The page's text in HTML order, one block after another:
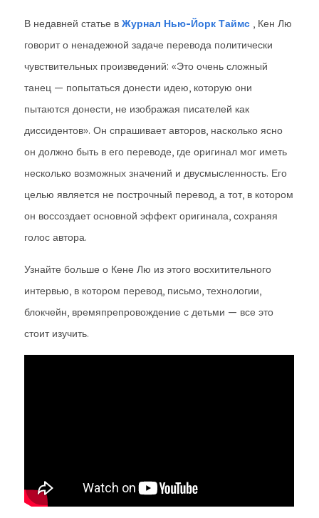
В недавней статье в Журнал Нью-Йорк Таймс , Кен Лю
говорит о ненадежной задаче перевода политически
чувствительных произведений: «Это очень сложный
танец — попытаться донести идею, которую они
пытаются донести, не изображая писателей как
диссидентов». Он спрашивает авторов, насколько ясно
он должно быть в его переводе, где оригинал мог иметь
несколько возможных значений и двусмысленность. Его
целью является не построчный перевод, а тот, в котором
он воссоздает основной эффект оригинала, сохраняя
голос автора.
Узнайте больше о Кене Лю из этого восхитительного
интервью, в котором перевод, письмо, технологии,
блокчейн, времяпрепровождение с детьми — все это
стоит изучить.